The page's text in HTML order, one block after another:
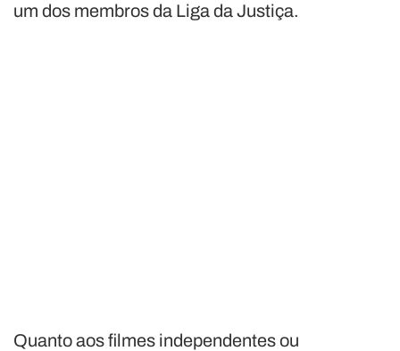
um dos membros da Liga da Justiça.
Quanto aos filmes independentes ou